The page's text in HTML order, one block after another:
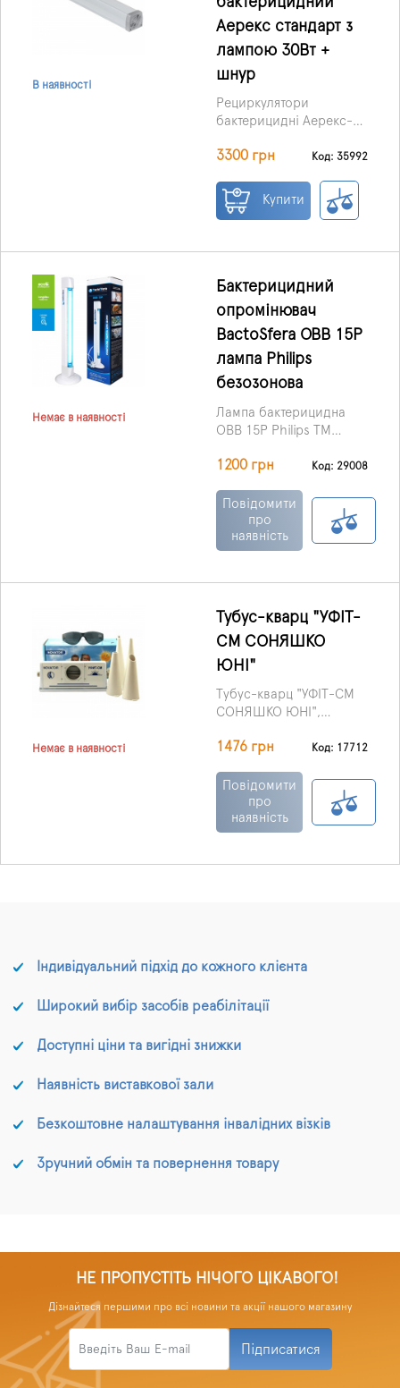
В наявності
Аерекс стандарт з
лампою 30Вт +
шнур
Рециркулятори
бактерицидні Аерекс-
застосовуються для
медичних, офісних,
житлових та харчових
дитячих та навчальних
закладах.
3300 грн Код: 35992
Купити
Немає в наявності
Бактерицидний
опромінювач
BactoSfera OBB 15P
лампа Philips
безозонова
Лампа бактерицидна
OBB 15P Philips ТМ
лампою Philips
застосовується для
проведення
знезараження
приміщень до 20 м² та
та бактерій.
Philips: безбізонна
що не б'ється, 9000 год.
Можна не провітрювати
кімнату.
1200 грн Код: 29008
Повідомити
про
наявність
Немає в наявності
Тубус-кварц "УФІТ-
СМ СОНЯШКО
ЮНІ"
Тубус-кварц "УФІТ-СМ
СОНЯШКО ЮНІ",
«НОВАТОР» (Україна)
опромінення
ультрафіолетовим
світлом з довжиною
1476 грн Код: 17712
Повідомити
про
наявність
Індивідуальний підхід до кожного клієнта
Широкий вибір засобів реабілітації
Доступні ціни та вигідні знижки
Наявність виставкової зали
Безкоштовне налаштування інвалідних візків
Зручний обмін та повернення товару
НЕ ПРОПУСТІТЬ НІЧОГО ЦІКАВОГО!
Дізнайтеся першими про всі новини та акції нашого магазину
Підписатися